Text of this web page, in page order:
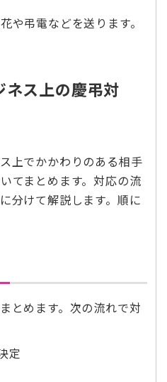
や弔電などを送ります。
ス上の慶弔対
上でかかわりのある相手
てまとめます。対応の流
分けて解説します。順に
とめます。次の流れで対
定